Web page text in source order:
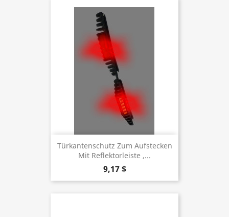
Türkantenschutz Zum Aufstecken
Mit Reflektorleiste ,...
9,17 $